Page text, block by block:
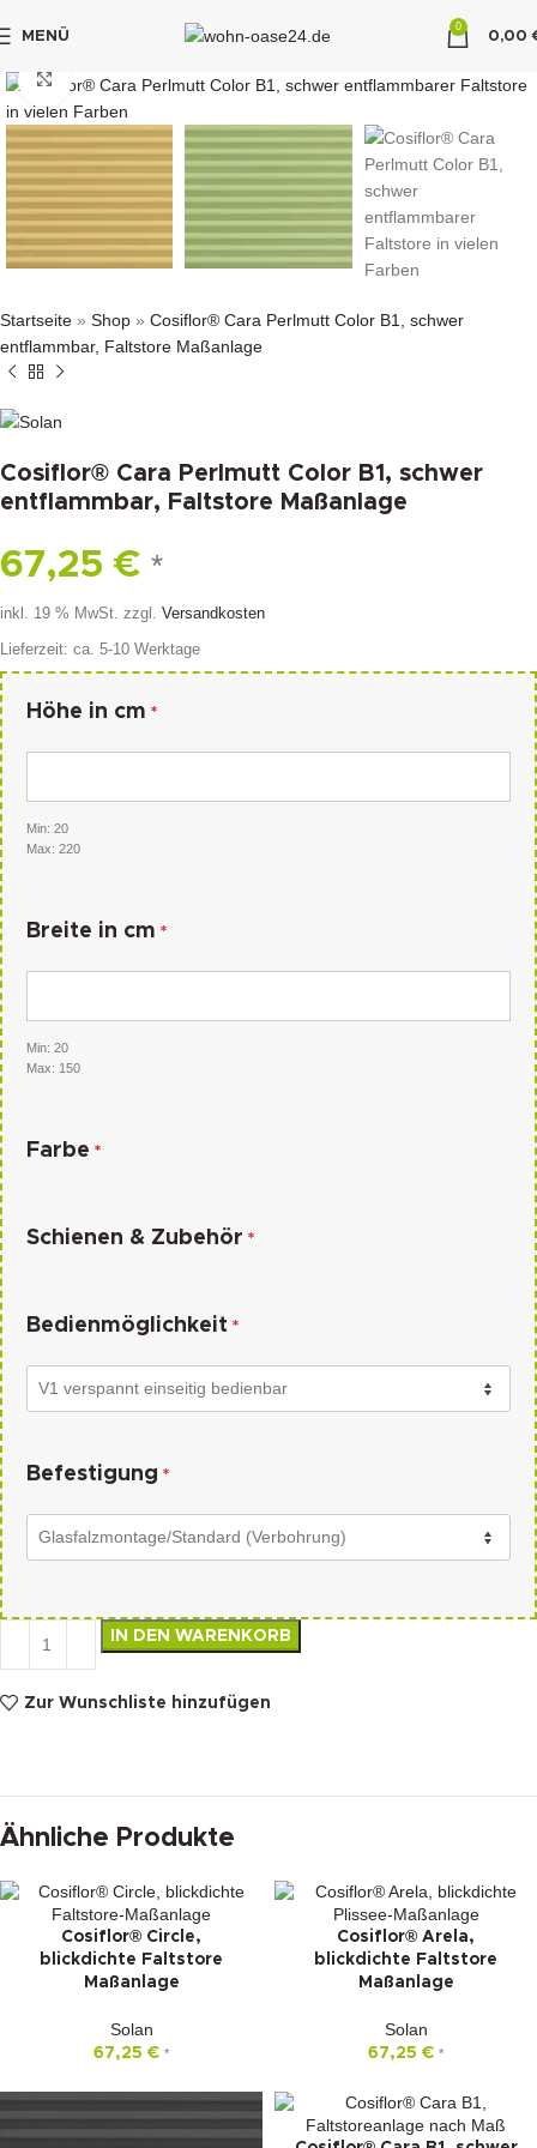
MENÜ
0
0,00
klicken um zu vergrößern
Startseite » Shop » Cosiflor® Cara Perlmutt Color B1, schwer
entflammbar, Faltstore Maßanlage
Cosiflor® Cara Perlmutt Color B1, schwer
entflammbar, Faltstore Maßanlage
67,25 € *
inkl. 19 % MwSt. zzgl. Versandkosten
Lieferzeit: ca. 5-10 Werktage
Höhe in cm *
Min: 20
Max: 220
Breite in cm *
Min: 20
Max: 150
Farbe *
Schienen & Zubehör *
Bedienmöglichkeit *
Befestigung *
IN DEN WARENKORB
Zur Wunschliste hinzufügen
Ähnliche Produkte
Cosiflor® Circle,
blickdichte Faltstore
Maßanlage
Solan
67,25 € *
Cosiflor® Arela,
blickdichte Faltstore
Maßanlage
Solan
67,25 € *